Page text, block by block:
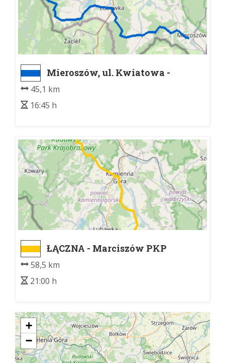
Mieroszów, ul. Kwiatowa -
PRZEŁĘCZ OKRAJ
45,1 km
16:45 h
ŁĄCZNA - Marciszów PKP
58,5 km
21:00 h
+
−